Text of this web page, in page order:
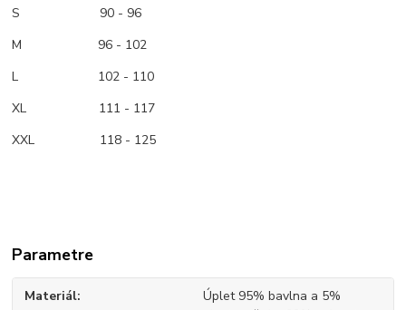
S 90 - 96
M
96 - 102
L 102 - 110
XL 111 - 117
XXL 118 - 125
Parametre
Materiál
Úplet 95% bavlna a 5%